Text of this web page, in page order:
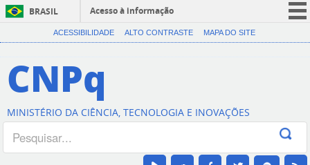
BRASIL
Acesso à informação
CORONAVÍRUS (COVID-19)
Canais
ACESSIBILIDADE ALTO CONTRASTE MAPA DO SITE
CNPq
MINISTÉRIO DA CIÊNCIA, TECNOLOGIA E INOVAÇÕES